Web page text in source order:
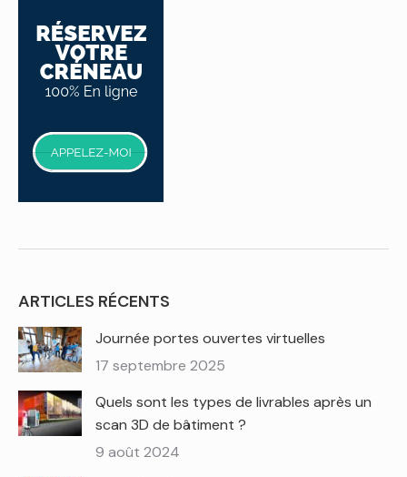
ARTICLES RÉCENTS
Journée portes ouvertes virtuelles
17 septembre 2025
Quels sont les types de livrables après un
scan 3D de bâtiment ?
9 août 2024